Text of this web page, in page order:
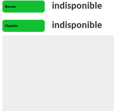
Bureau indisponible
Chantier indisponible